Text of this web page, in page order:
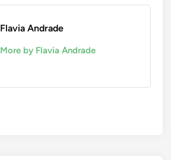
Flavia Andrade
More by Flavia Andrade